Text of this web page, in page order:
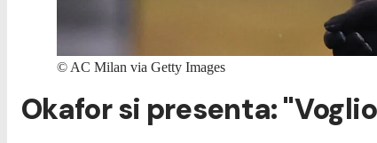
© AC Milan via Getty Images
Okafor si presenta: